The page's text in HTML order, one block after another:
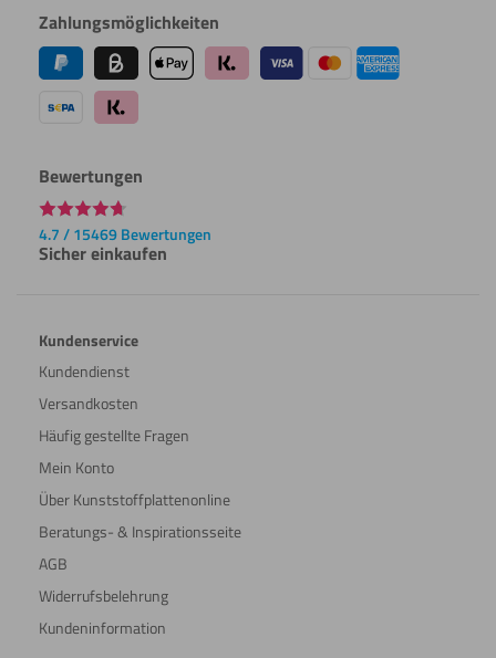
Zahlungsmöglichkeiten
Bewertungen
4.7 / 15469 Bewertungen
Sicher einkaufen
Kundenservice
Kundendienst
Versandkosten
Häufig gestellte Fragen
Mein Konto
Über Kunststoffplattenonline
Beratungs- & Inspirationsseite
AGB
Widerrufsbelehrung
Kundeninformation